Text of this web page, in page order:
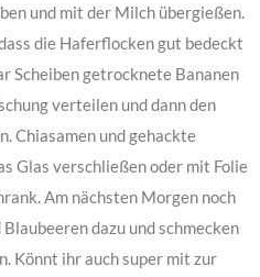
und mit der Milch übergießen.
die Haferflocken gut bedeckt
Scheiben getrocknete Bananen
verteilen und dann den
Chiasamen und gehackte
Glas verschließen oder mit Folie
Am nächsten Morgen noch
dazu und schmecken
Könnt ihr auch super mit zur